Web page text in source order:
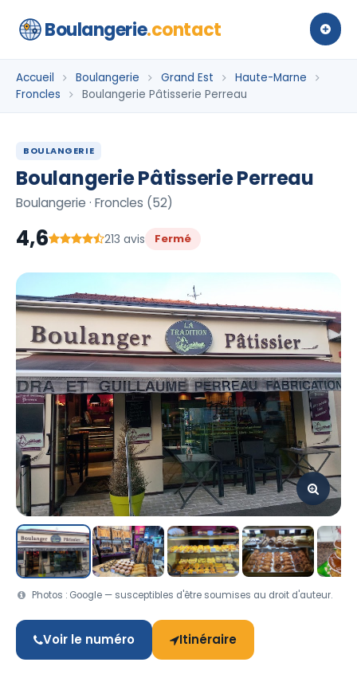
Boulangerie.contact
Accueil Boulangerie Grand Est
Haute-Marne
Froncles
Boulangerie Pâtisserie Perreau
BOULANGERIE
Boulangerie Pâtisserie Perreau
Boulangerie · Froncles (52)
4,6 213 avis Fermé
Photos : Google — susceptibles d'être soumises au droit d'auteur.
Voir le numéro Itinéraire